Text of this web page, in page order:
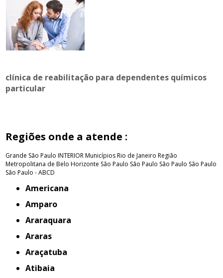
clínica de reabilitação para dependentes químicos
particular
Regiões onde a atende :
Grande São Paulo INTERIORMunicípios Rio de Janeiro Região
Metropolitana de Belo Horizonte São Paulo São Paulo São Paulo São Paulo
São Paulo - ABCD
Americana
Amparo
Araraquara
Araras
Araçatuba
Atibaia